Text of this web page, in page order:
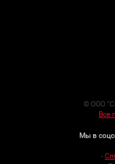
© ООО
Все
Мы в
-